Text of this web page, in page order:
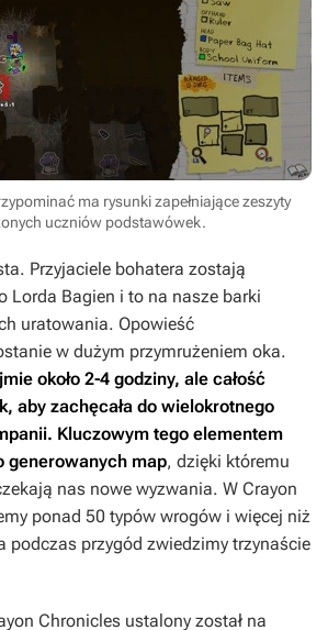
ma rysunki zapełniające zeszyty
uczniów podstawówek.
Przyjaciele bohatera zostają
Lorda Bagien i to na nasze barki
uratowania. Opowieść
w dużym przymrużeniem oka.
około 2-4 godziny, ale całość
aby zachęcała do wielokrotnego
Kluczowym tego elementem
generowanych map, dzięki któremu
nas nowe wyzwania. W Crayon
ponad 50 typów wrogów i więcej niż
podczas przygód zwiedzimy trzynaście
Chronicles ustalony został na